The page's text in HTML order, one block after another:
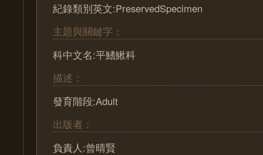
紀錄類別英文:PreservedSpecimen
主題與關鍵字：
科中文名:平鰭鰍科
描述：
發育階段:Adult
出版者：
負責人:曾晴賢